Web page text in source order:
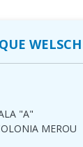
WELSCH
"A"
MEROU